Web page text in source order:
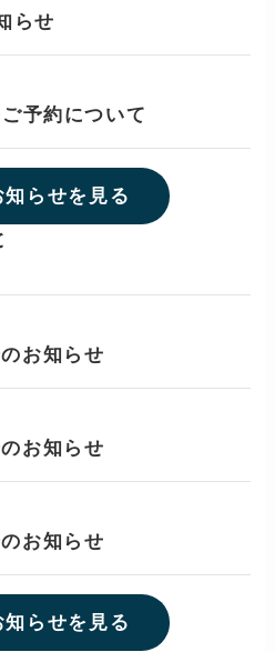
らせ
予約について
らせを見る
お知らせ
お知らせ
お知らせ
らせを見る